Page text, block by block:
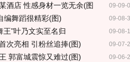
09-09-
酒店 性感身材一览无余(图
09-08-
编舞蹈很精彩(图)
09-08-
王"叶乃文实至名归
09-07-
次亮相 引粉丝追捧(图)
09-06-
郭富城震惊又难过(图)